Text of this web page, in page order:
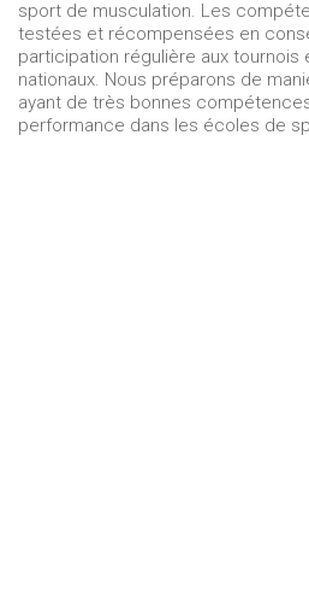
sport de musculation. Les
testées et récompensées en
participation régulière aux
nationaux. Nous préparons de
ayant de très bonnes
performance dans les écoles de